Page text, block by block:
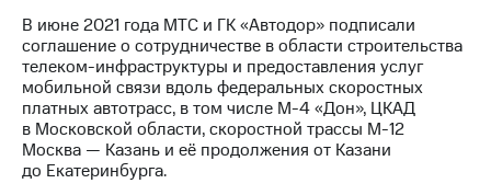
В июне 2021 года МТС и ГК «Автодор» подписали
соглашение о сотрудничестве в области строительства
телеком-инфраструктуры и предоставления услуг
мобильной связи вдоль федеральных скоростных
платных автотрасс, в том числе М-4 «Дон», ЦКАД
в Московской области, скоростной трассы М-12
Москва — Казань и её продолжения от Казани
до Екатеринбурга.